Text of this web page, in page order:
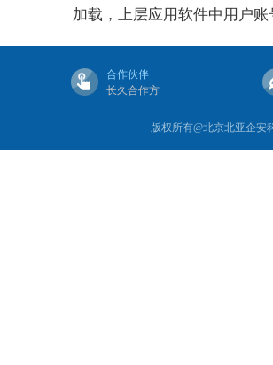
加载，上层应用软件中用户
合作伙伴
长久合作方
版权所有@北京北亚企安